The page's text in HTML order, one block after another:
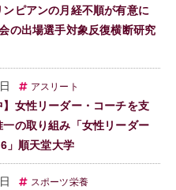
ンピアンの月経不順が有意に
の出場選手対象反復横断研究
アスリート
】女性リーダー・コーチを支
の取り組み「女性リーダー
」順天堂大学
スポーツ栄養